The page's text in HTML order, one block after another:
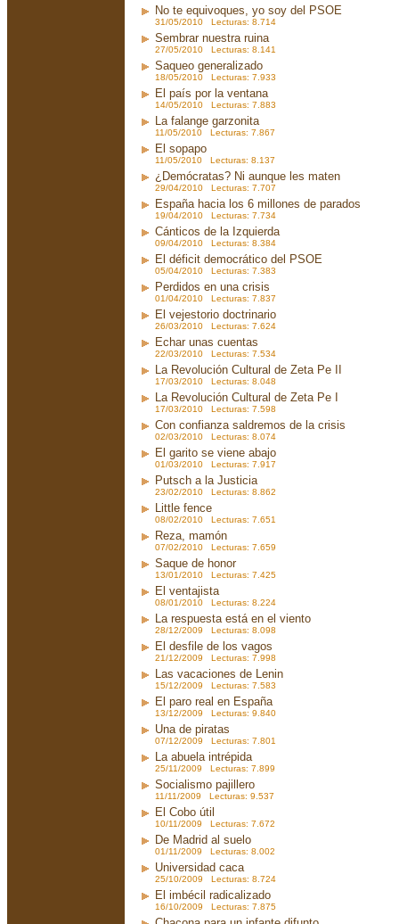
No te equivoques, yo soy del PSOE
31/05/2010 Lecturas: 8.714
Sembrar nuestra ruina
27/05/2010 Lecturas: 8.141
Saqueo generalizado
18/05/2010 Lecturas: 7.933
El país por la ventana
14/05/2010 Lecturas: 7.883
La falange garzonita
11/05/2010 Lecturas: 7.867
El sopapo
11/05/2010 Lecturas: 8.137
¿Demócratas? Ni aunque les maten
29/04/2010 Lecturas: 7.707
España hacia los 6 millones de parados
19/04/2010 Lecturas: 7.734
Cánticos de la Izquierda
09/04/2010 Lecturas: 8.384
El déficit democrático del PSOE
05/04/2010 Lecturas: 7.383
Perdidos en una crisis
01/04/2010 Lecturas: 7.837
El vejestorio doctrinario
26/03/2010 Lecturas: 7.624
Echar unas cuentas
22/03/2010 Lecturas: 7.534
La Revolución Cultural de Zeta Pe II
17/03/2010 Lecturas: 8.048
La Revolución Cultural de Zeta Pe I
17/03/2010 Lecturas: 7.598
Con confianza saldremos de la crisis
02/03/2010 Lecturas: 8.074
El garito se viene abajo
01/03/2010 Lecturas: 7.917
Putsch a la Justicia
23/02/2010 Lecturas: 8.862
Little fence
08/02/2010 Lecturas: 7.651
Reza, mamón
07/02/2010 Lecturas: 7.659
Saque de honor
13/01/2010 Lecturas: 7.425
El ventajista
08/01/2010 Lecturas: 8.224
La respuesta está en el viento
28/12/2009 Lecturas: 8.098
El desfile de los vagos
21/12/2009 Lecturas: 7.998
Las vacaciones de Lenin
15/12/2009 Lecturas: 7.583
El paro real en España
13/12/2009 Lecturas: 9.840
Una de piratas
07/12/2009 Lecturas: 7.801
La abuela intrépida
25/11/2009 Lecturas: 7.899
Socialismo pajillero
11/11/2009 Lecturas: 9.537
El Cobo útil
10/11/2009 Lecturas: 7.672
De Madrid al suelo
01/11/2009 Lecturas: 8.002
Universidad caca
25/10/2009 Lecturas: 8.724
El imbécil radicalizado
16/10/2009 Lecturas: 7.875